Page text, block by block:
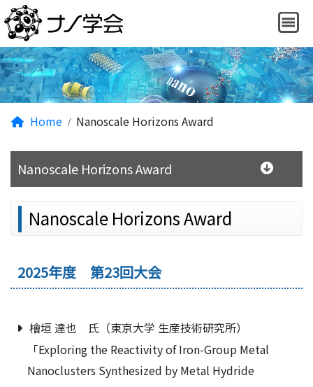
Home Nanoscale Horizons Award
Nanoscale Horizons Award
Nanoscale Horizons Award
2025年度 第23回大会
檜垣 達也 氏（東京大学 生産技術研究所）
「Exploring the Reactivity of Iron-Group Metal
Nanoclusters Synthesized by Metal Hydride